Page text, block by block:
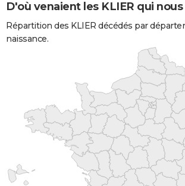
D'où venaient les KLIER qui
Répartition des KLIER décédés par
naissance.